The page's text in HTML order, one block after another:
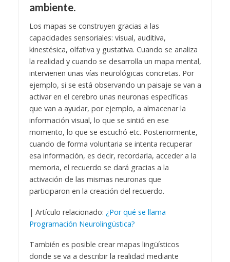
ambiente.
Los mapas se construyen gracias a las
capacidades sensoriales: visual, auditiva,
kinestésica, olfativa y gustativa. Cuando se analiza
la realidad y cuando se desarrolla un mapa mental,
intervienen unas vías neurológicas concretas. Por
ejemplo, si se está observando un paisaje se van a
activar en el cerebro unas neuronas específicas
que van a ayudar, por ejemplo, a almacenar la
información visual, lo que se sintió en ese
momento, lo que se escuchó etc. Posteriormente,
cuando de forma voluntaria se intenta recuperar
esa información, es decir, recordarla, acceder a la
memoria, el recuerdo se dará gracias a la
activación de las mismas neuronas que
participaron en la creación del recuerdo.
| Artículo relacionado: ¿Por qué se llama
Programación Neurolingüstica?
También es posible crear mapas lingüísticos
donde se va a describir la realidad mediante